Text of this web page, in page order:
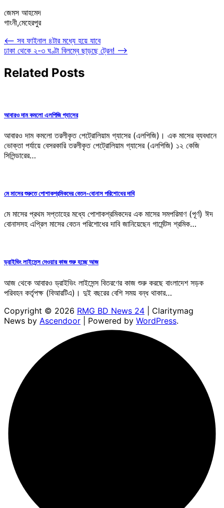
জেমস আহমেদ
গাংনী,মেহেরপুর
Post
navigation
⟵ সব ফাইনাল ৪টার মধ্যে হয়ে যাবে
ঢাকা থেকে ২-৩ ঘণ্টা বিলম্বে ছাড়ছে ট্রেন! ⟶
Related Posts
আবারও দাম কমলো এলপিজি গ্যাসের
আবারও দাম কমলো তরলীকৃত পেট্রোলিয়াম গ্যাসের (এলপিজি)। এক মাসের ব্যবধানে
ভোক্তা পর্যায়ে বেসরকারি তরলীকৃত পেট্রোলিয়াম গ্যাসের (এলপিজি) ১২ কেজি
সিলিন্ডারের…
মে মাসের শুরুতে পোশাকশ্রমিকদের বেতন-বোনাস পরিশোধের দাবি
মে মাসের প্রথম সপ্তাহের মধ্যে পোশাকশ্রমিকদের এক মাসের সমপরিমাণ (পূর্ণ) ঈদ
বোনাসসহ এপ্রিল মাসের বেতন পরিশোধের দাবি জানিয়েছেন গার্মেন্টস শ্রমিক…
ড্রাইভিং লাইসেন্স দেওয়ার কাজ শুরু হচ্ছে আজ
আজ থেকে আবারও ড্রাইভিং লাইসেন্স বিতরণের কাজ শুরু করছে বাংলাদেশ সড়ক
পরিবহন কর্তৃপক্ষ (বিআরটিএ)। দুই বছরের বেশি সময় বন্ধ থাকার…
Copyright © 2026 RMG BD News 24 | Claritymag
News by Ascendoor | Powered by WordPress.